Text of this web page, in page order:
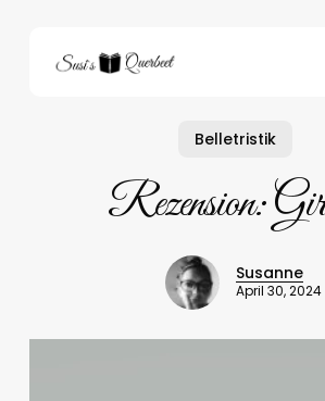
Belletristik
Rezension:
Susanne
April 30, 2024